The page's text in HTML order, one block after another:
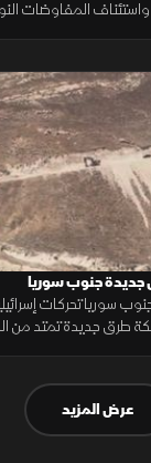
واستئناف المفاوضات
جديدة جنوب سوريا
سوريا تحركات
طرق جديدة تمتد من
عرض المزيد